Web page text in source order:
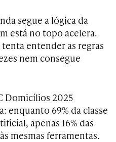
segue a lógica da
está no topo acelera.
entender as regras
nem consegue
Domicílios 2025
enquanto 69% da classe
apenas 16% das
mesmas ferramentas.